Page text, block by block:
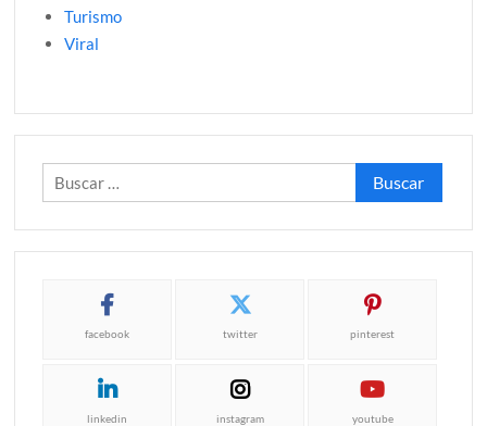
Turismo
Viral
Buscar:
facebook twitter pinterest
linkedin instagram youtube